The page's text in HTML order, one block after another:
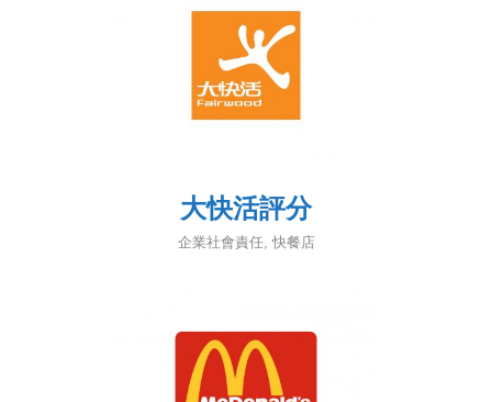
大快活評分
企業社會責任, 快餐店